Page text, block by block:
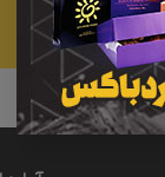
Poi